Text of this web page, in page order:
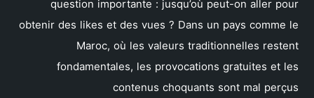
question importante : jusqu’où peut-on aller pour
obtenir des likes et des vues ? Dans un pays comme le
Maroc, où les valeurs traditionnelles restent
fondamentales, les provocations gratuites et les
contenus choquants sont mal perçus